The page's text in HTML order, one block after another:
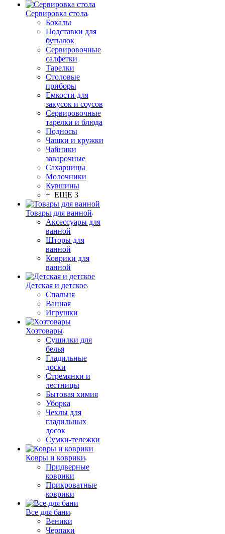
Сервировка стола
Бокалы
Подставки для
бутылок
Сервировочные
салфетки
Тарелки
Столовые
приборы
Емкости для
закусок и соусов
Сервировочные
тарелки и блюда
Подносы
Чашки и кружки
Чайники
заварочные
Сахарницы
Молочники
Кувшины
+ ЕЩЕ 3
Товары для ванной
Аксессуары для
ванной
Шторы для
ванной
Коврики для
ванной
Детская и детское
Спальня
Ванная
Игрушки
Хозтовары
Сушилки для
белья
Гладильные
доски
Стремянки и
лестницы
Бытовая химия
Уборка
Чехлы для
гладильных
досок
Сумки-тележки
Ковры и коврики
Придверные
коврики
Прикроватные
коврики
Все для бани
Веники
Черпаки